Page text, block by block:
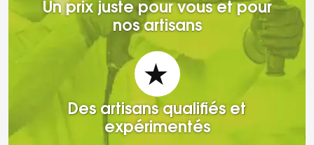
Un prix juste pour vous et pour
nos artisans
Des artisans qualifiés et
expérimentés